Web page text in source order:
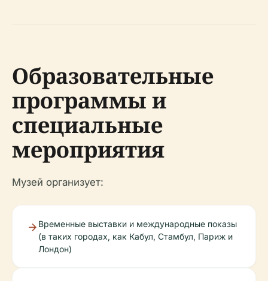
Образовательные
программы и
специальные
мероприятия
Музей организует:
Временные выставки и международные показы
(в таких городах, как Кабул, Стамбул, Париж и
Лондон)